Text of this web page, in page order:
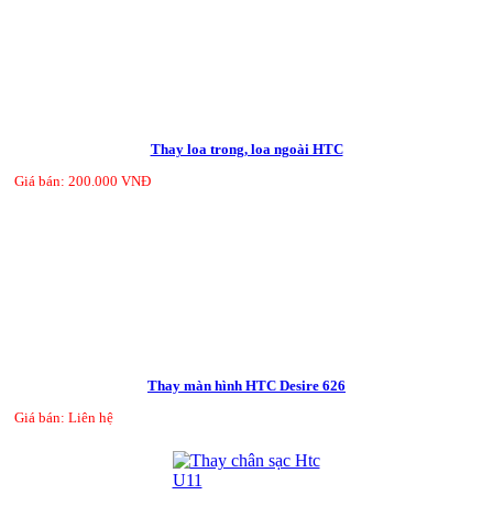
Thay loa trong, loa ngoài HTC
Giá bán: 200.000 VNĐ
Thay màn hình HTC Desire 626
Giá bán: Liên hệ